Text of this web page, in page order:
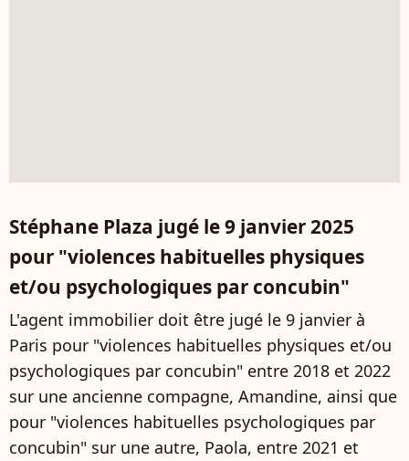
Stéphane Plaza jugé le 9 janvier 2025
pour "violences habituelles physiques
et/ou psychologiques par concubin"
L'agent immobilier doit être jugé le 9 janvier à
Paris pour "violences habituelles physiques et/ou
psychologiques par concubin" entre 2018 et 2022
sur une ancienne compagne, Amandine, ainsi que
pour "violences habituelles psychologiques par
concubin" sur une autre, Paola, entre 2021 et